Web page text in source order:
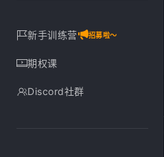
新手训练营 招募啦～
期权课
Discord社群